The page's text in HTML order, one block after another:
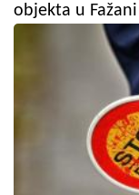
objekta u Fažani